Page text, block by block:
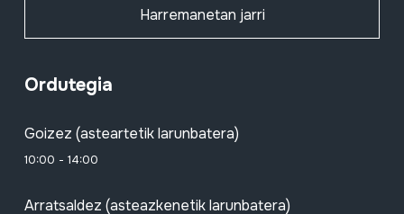
Harremanetan jarri
Ordutegia
Goizez (asteartetik larunbatera)
10:00 - 14:00
Arratsaldez (asteazkenetik larunbatera)